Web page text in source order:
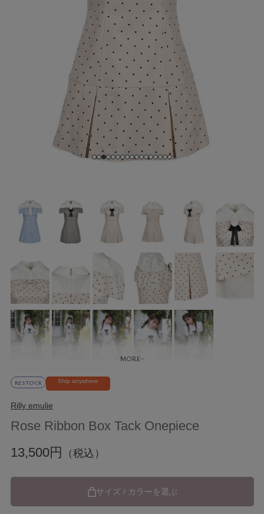
RESTOCK Ship anywhere
Rilly emulie
Rose Ribbon Box Tack Onepiece
13,500円
（税込）
サイズ / カラーを選ぶ